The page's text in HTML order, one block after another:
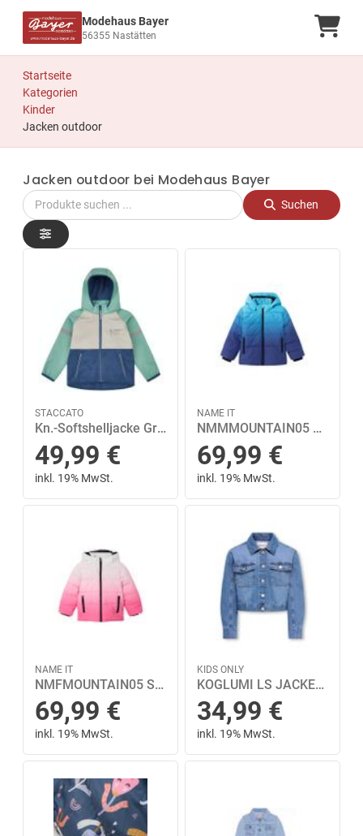
Modehaus Bayer
56355 Nastätten
Startseite
Kategorien
Kinder
Jacken outdoor
Jacken outdoor bei Modehaus Bayer
Suchen
STACCATO
Kn.-Softshelljacke Grün 92/98
49,99 €
inkl. 19% MwSt.
NAME IT
NMMMOUNTAIN05 SKI JACKET FLOW FO Blau 92
69,99 €
inkl. 19% MwSt.
NAME IT
NMFMOUNTAIN05 SKI JACKET FLOW FO Violett 92
69,99 €
inkl. 19% MwSt.
KIDS ONLY
KOGLUMI LS JACKET DNM PIM NOOS Blau 140
34,99 €
inkl. 19% MwSt.